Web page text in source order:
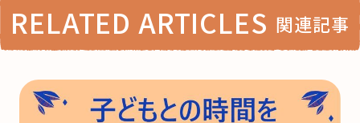
RELATED ARTICLES 関連記事